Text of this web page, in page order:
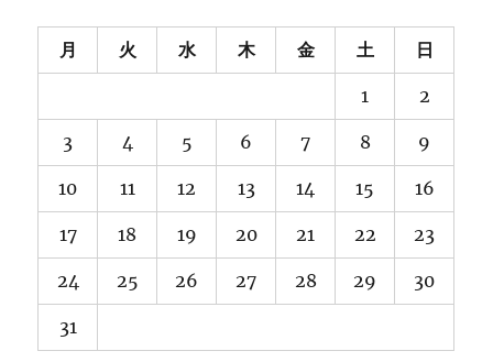
月 火 水 木 金 土 日
1 2
3 4 5 6 7 8 9
10 11 12 13 14 15 16
17 18 19 20 21 22 23
24 25 26 27 28 29 30
31